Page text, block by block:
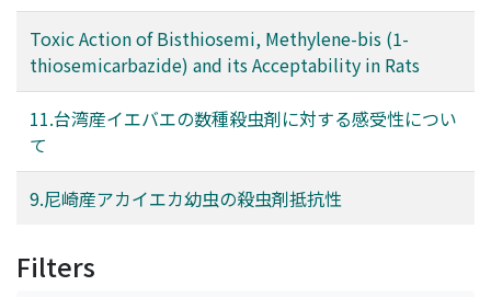
Toxic Action of Bisthiosemi, Methylene-bis (1-
thiosemicarbazide) and its Acceptability in Rats
11.台湾産イエバエの数種殺虫剤に対する感受性につい
て
9.尼崎産アカイエカ幼虫の殺虫剤抵抗性
Filters